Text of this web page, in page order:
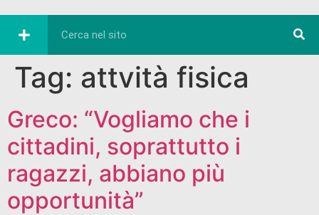
Tag: attvità fisica
Greco: “Vogliamo che i
cittadini, soprattutto i
ragazzi, abbiano più
opportunità”